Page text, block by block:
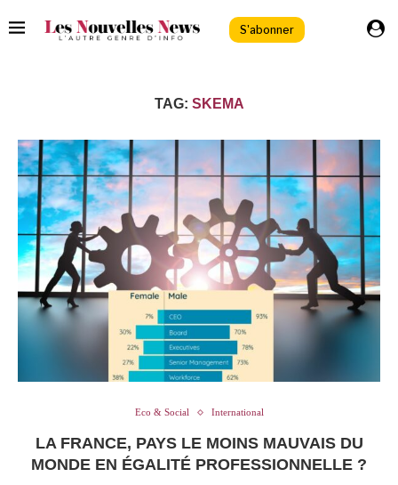
S'abonner
TAG: SKEMA
Eco & Social International
LA FRANCE, PAYS LE MOINS MAUVAIS DU
MONDE EN ÉGALITÉ PROFESSIONNELLE ?